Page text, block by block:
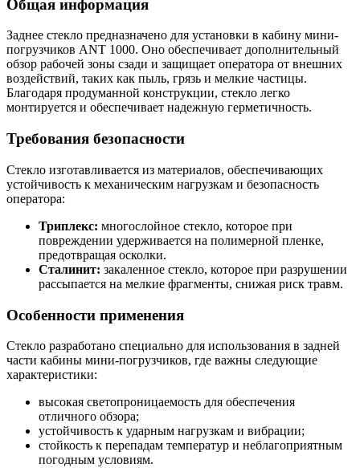
Общая информация
Заднее стекло предназначено для установки в кабину мини-
погрузчиков ANT 1000. Оно обеспечивает дополнительный
обзор рабочей зоны сзади и защищает оператора от внешних
воздействий, таких как пыль, грязь и мелкие частицы.
Благодаря продуманной конструкции, стекло легко
монтируется и обеспечивает надежную герметичность.
Требования безопасности
Стекло изготавливается из материалов, обеспечивающих
устойчивость к механическим нагрузкам и безопасность
оператора:
Триплекс: многослойное стекло, которое при
повреждении удерживается на полимерной пленке,
предотвращая осколки.
Сталинит: закаленное стекло, которое при разрушении
рассыпается на мелкие фрагменты, снижая риск травм.
Особенности применения
Стекло разработано специально для использования в задней
части кабины мини-погрузчиков, где важны следующие
характеристики:
высокая светопроницаемость для обеспечения
отличного обзора;
устойчивость к ударным нагрузкам и вибрации;
стойкость к перепадам температур и неблагоприятным
погодным условиям.